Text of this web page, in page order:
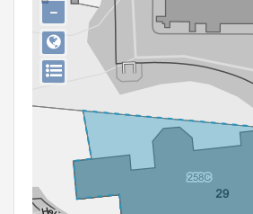
Persoon of collectief
Downloads
−